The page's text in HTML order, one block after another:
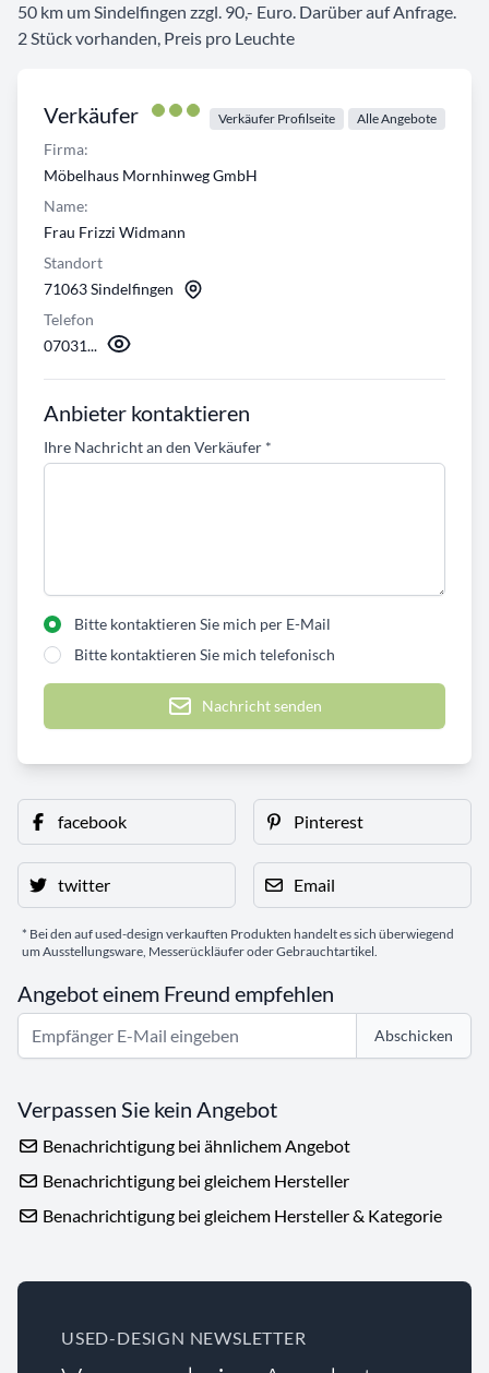
Verkäufer Verkäufer Profilseite Alle Angebote
Firma:
Möbelhaus Mornhinweg GmbH
Name:
Frau Frizzi Widmann
Standort
71063 Sindelfingen
Telefon
07031...
Anbieter kontaktieren
Ihre Nachricht an den Verkäufer *
Bitte kontaktieren Sie mich per E-Mail
Bitte kontaktieren Sie mich telefonisch
Nachricht senden
50 km um Sindelfingen zzgl. 90,- Euro. Darüber auf Anfrage.
2 Stück vorhanden, Preis pro Leuchte
facebook Pinterest
twitter Email
* Bei den auf used-design verkauften Produkten handelt es sich überwiegend
um Ausstellungsware, Messerückläufer oder Gebrauchtartikel.
Angebot einem Freund empfehlen
Abschicken
Verpassen Sie kein Angebot
Benachrichtigung bei ähnlichem Angebot
Benachrichtigung bei gleichem Hersteller
Benachrichtigung bei gleichem Hersteller & Kategorie
USED-DESIGN NEWSLETTER